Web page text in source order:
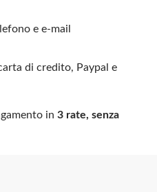
e e-mail
di credito, Paypal e
in 3 rate, senza